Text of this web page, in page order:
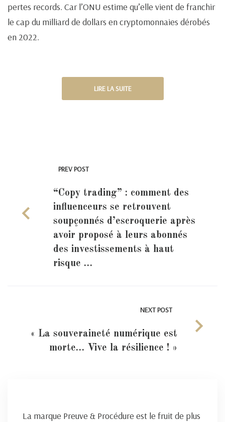
pertes records. Car l’ONU estime qu’elle vient de franchir
le cap du milliard de dollars en cryptomonnaies dérobés
en 2022.
LIRE LA SUITE
PREV POST
“Copy trading” : comment des
influenceurs se retrouvent
soupçonnés d’escroquerie après
avoir proposé à leurs abonnés
des investissements à haut
risque …
NEXT POST
« La souveraineté numérique est
morte… Vive la résilience ! »
La marque Preuve & Procédure est le fruit de plus